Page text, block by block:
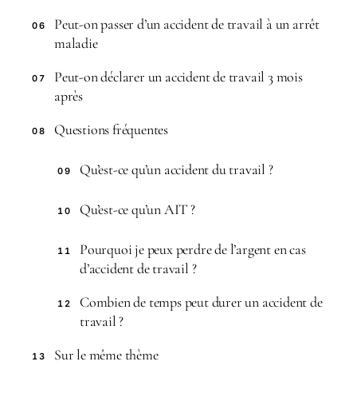
06
Peut-on passer d’un accident de travail à un arrêt
maladie
07
Peut-on déclarer un accident de travail 3 mois
après
08 Questions fréquentes
09 Qu’est-ce qu’un accident du travail ?
10 Qu’est-ce qu’un AIT ?
11
Pourquoi je peux perdre de l’argent en cas
d’accident de travail ?
12
Combien de temps peut durer un accident de
travail ?
13 Sur le même thème